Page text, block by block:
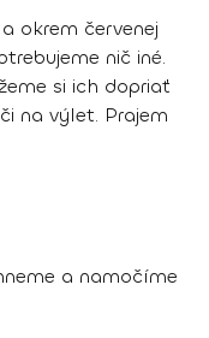
okrem červenej
nič iné.
si ich dopriať
na výlet. Prajem
a namočíme